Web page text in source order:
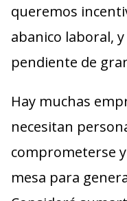
queremos
abanico laboral,
pendiente de
Hay muchas
necesitan
comprometerse
mesa para